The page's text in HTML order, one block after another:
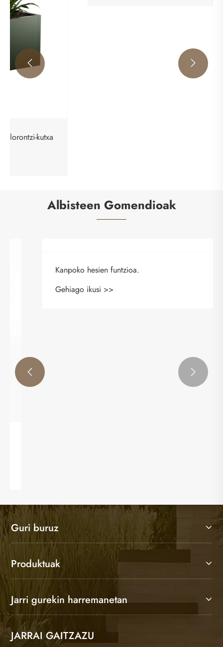
Kanpoko lorontzi biribila metal galvanizatua
 
Albisteen Gomendioak
 
Guri buruz
Produktuak
Jarri gurekin harremanetan
JARRAI GAITZAZU